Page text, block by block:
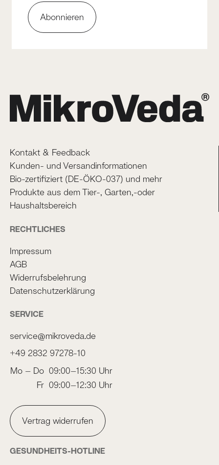
Abonnieren
Kontakt & Feedback
Kunden- und Versandinformationen
Bio-zertifiziert (DE-ÖKO-037) und mehr
Produkte aus dem Tier-, Garten,-oder
Haushaltsbereich
RECHTLICHES
Impressum
AGB
Widerrufsbelehrung
Datenschutzerklärung
SERVICE
service@mikroveda.de
+49 2832 97278-10
Mo – Do 09:00–15:30 Uhr
Fr 09:00–12:30 Uhr
Vertrag widerrufen
GESUNDHEITS-HOTLINE